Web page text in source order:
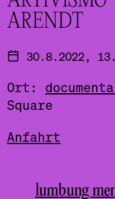
ARENDT
30.8.2022,
Ort:
Square
Anfahrt
lumbung